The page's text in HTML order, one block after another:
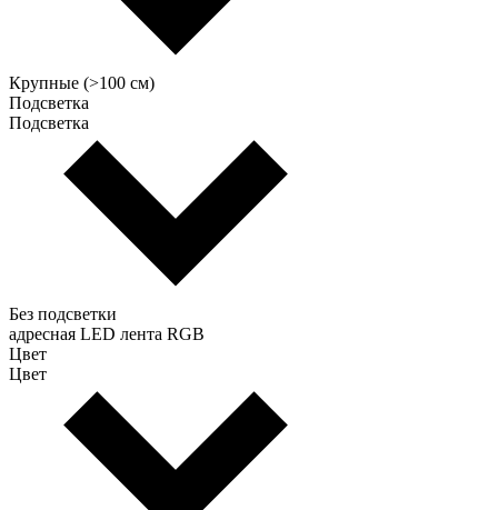
Крупные (>100 см)
Подсветка
Подсветка
Без подсветки
адресная LED лента RGB
Цвет
Цвет